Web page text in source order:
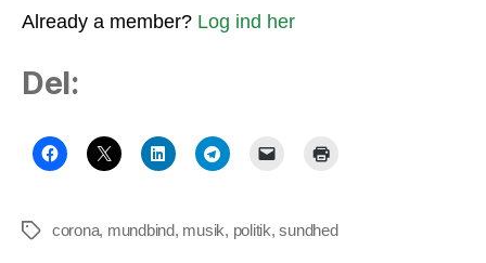
Already a member? Log ind her
Del:
Tagscorona, mundbind, musik, politik,sundhed